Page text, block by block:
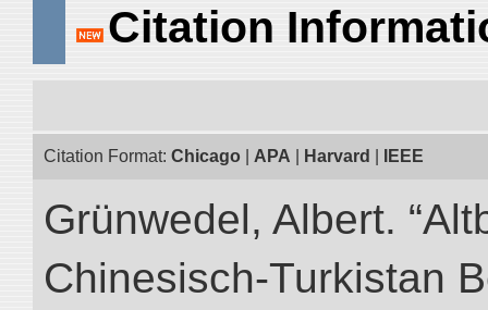
Citation
Citation Format: Chicago APA Harvard IEEE
Grünwedel, Albert.
Chinesisch-Turkistan